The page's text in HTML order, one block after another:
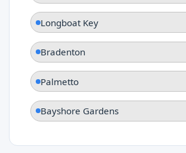
Longboat Key
Bradenton
Palmetto
Bayshore Gardens